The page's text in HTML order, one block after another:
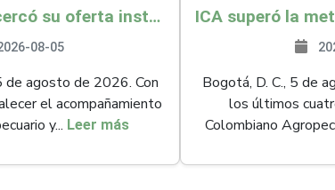
ICA Risaralda acercó su oferta institucional a productores y emprendedores en Expocamello
08-05
de agosto de 2026. Con
el acompañamiento
y... Leer más
Bogotá, D. C., 5 de
los últimos
Colombiano